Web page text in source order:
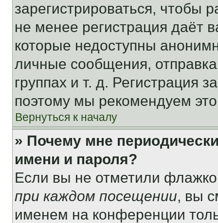
зарегистрироваться, чтобы
не менее регистрация даёт
которые недоступны
личные сообщения,
группах и т. д. Регистрация
поэтому мы рекомендуем
Вернуться к началу
» Почему мне
имени и пароля?
Если вы не отметили
при каждом посещении, вы
именем на конференции